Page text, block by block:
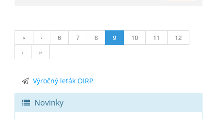
« ‹ 6 7 8 9 10 11
12
›
»
Výročný leták OIRP
Novinky